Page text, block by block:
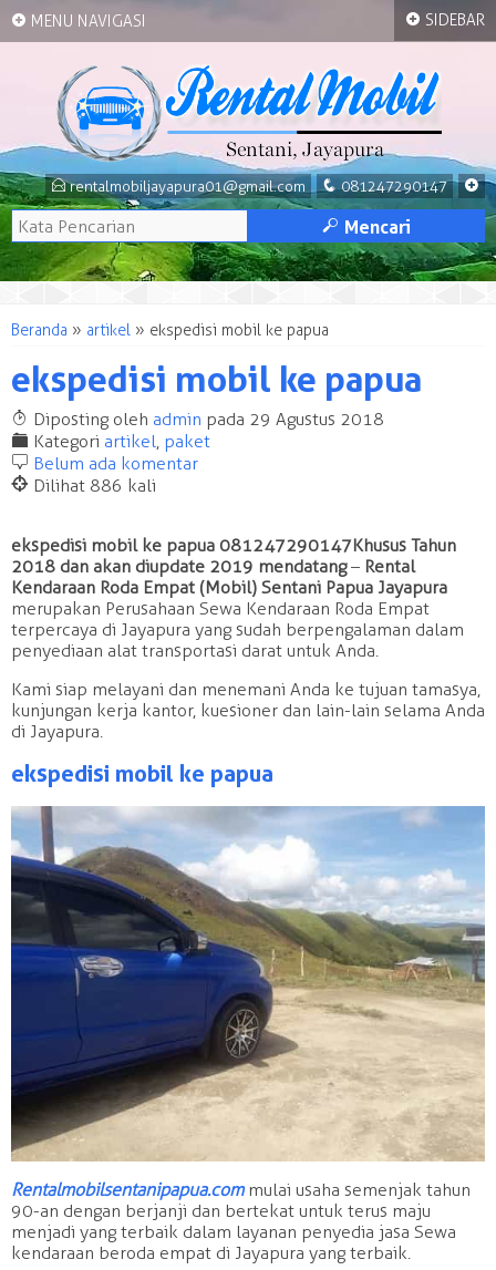
+ MENU NAVIGASI
+
q 081247290147
Erentalmobiljayapura01@gmail.com
M Mencari
Beranda » artikel » ekspedisi mobil ke papua
ekspedisi mobil ke papua
T Diposting oleh admin pada 29 Agustus 2018
F Kategori artikel, paket
b Belum ada komentar
@ Dilihat 886 kali
ekspedisi mobil ke papua 081247290147 Khusus Tahun
2018 dan akan diupdate 2019 mendatang– Rental
Kendaraan Roda Empat (Mobil) Sentani Papua Jayapura
merupakan Perusahaan Sewa Kendaraan Roda Empat
terpercaya di Jayapura yang sudah berpengalaman dalam
penyediaan alat transportasi darat untuk Anda.
Kami siap melayani dan menemani Anda ke tujuan tamasya,
kunjungan kerja kantor, kuesioner dan lain-lain selama Anda
di Jayapura.
ekspedisi mobil ke papua
Rentalmobilsentanipapua.commulai usaha semenjak tahun
90-an dengan berjanji dan bertekat untuk terus maju
menjadi yang terbaik dalam layanan penyedia jasa Sewa
kendaraan beroda empat di Jayapura yang terbaik.
+ SIDEBAR